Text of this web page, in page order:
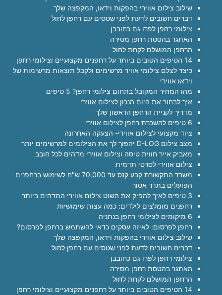
שילוב צילום אווירי בהפקות וידאו, המקפצה שלך
דברים חשובים לדעת לפני שטסים עם רחפן לחול
צילומי רחפן לפרו גם כחובבן
האתגר בהטסת רחפן מסירה
הרחפן המושלם לקחת לחול
14 הטיפים הטובים ביותר על רחפנים מקצועיים וצילומי רחפן
כיצד לצלם צילומי אוויר מרשימים ולקבל תוצאות מרשימות של
וידאו אווירי
מהו המחיר המקובל בתחום צילומי רחפן? 5 טיפים
איך לבחור את היום הנכון לצילום אווירי
מדריך לקניית הרחפן הראשון שלך
6 טיפים להשכרת רחפן לצילום אווירי
ציוד מקצועי לצילום אווירי- הצעקה האחרונה
מצב צילום D-LOG יהפוך לך את הצילומים למרשימים יותר
מאביק אייר חווית טיסה וצילום אווירי מדהים לכל חובב
צילום אווירי לסרטי תדמית
משרד התקשורת קבע קנס עד 70,000 ש"ח לשימוש ברחפנים
הפועלים בתדר אסור
3 טיפים לאיך להפיק את השוט צילום אווירי המדהים ביותר
רחפנים מומלצים לילדים: כמה עצות שימושיות
6 מיקומים לצילומי רחפן בנתניה
רחפן לפרסום: לאיזה עסקים כדאי להשתמש ברחפן לפרסום?
שילוב צילום אווירי בהפקות וידאו, המקפצה שלך
דברים חשובים לדעת לפני שטסים עם רחפן לחול
צילומי רחפן לפרו גם כחובבן
האתגר בהטסת רחפן מסירה
הרחפן המושלם לקחת לחול
14 הטיפים הטובים ביותר על רחפנים מקצועיים וצילומי רחפן